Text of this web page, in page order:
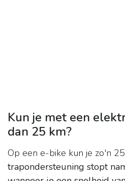
Kun je met een
dan 25 km?
Op een e-bike kun je zo'n
trapondersteuning stopt